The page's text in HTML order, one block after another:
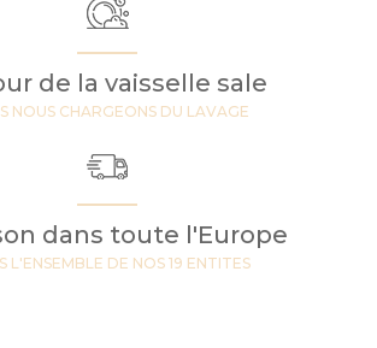
de la vaisselle sale
NOUS CHARGEONS DU LAVAGE
dans toute l'Europe
L'ENSEMBLE DE NOS 19 ENTITES